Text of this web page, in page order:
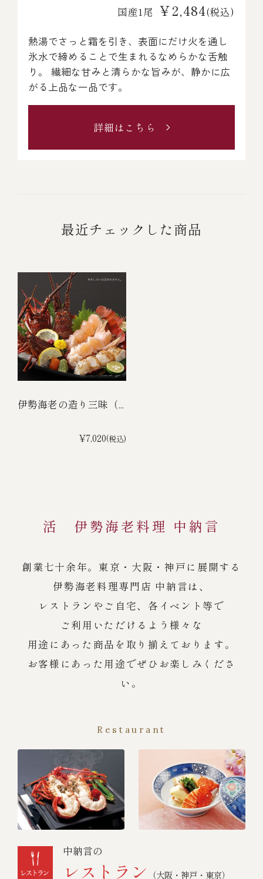
国産1尾 ￥2,484(税込)
熱湯でさっと霜を引き、表面にだけ火を通し
氷水で締めることで生まれるなめらかな舌触
り。 繊細な甘みと清らかな旨みが、静かに広
がる上品な一品です。
詳細はこちら
最近チェックした商品
伊勢海老の造り三昧（...
¥7,020(税込)
活 伊勢海老料理 中納言
創業七十余年。東京・大阪・神戸に展開する
伊勢海老料理専門店 中納言は、
レストランやご自宅、各イベント等で
ご利用いただけるよう様々な
用途にあった商品を取り揃えております。
お客様にあった用途でぜひお楽しみくださ
い。
Restaurant
中納言の
レストラン （大阪・神戸・東京）